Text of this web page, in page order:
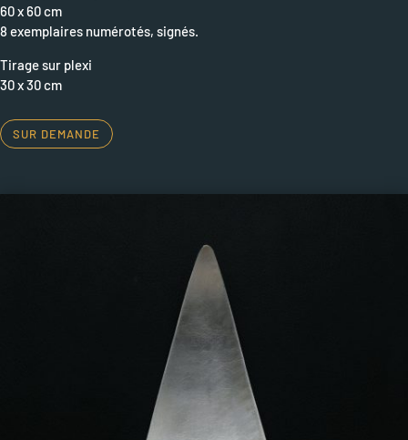
60 x 60 cm
8 exemplaires numérotés, signés.
Tirage sur plexi
30 x 30 cm
SUR DEMANDE